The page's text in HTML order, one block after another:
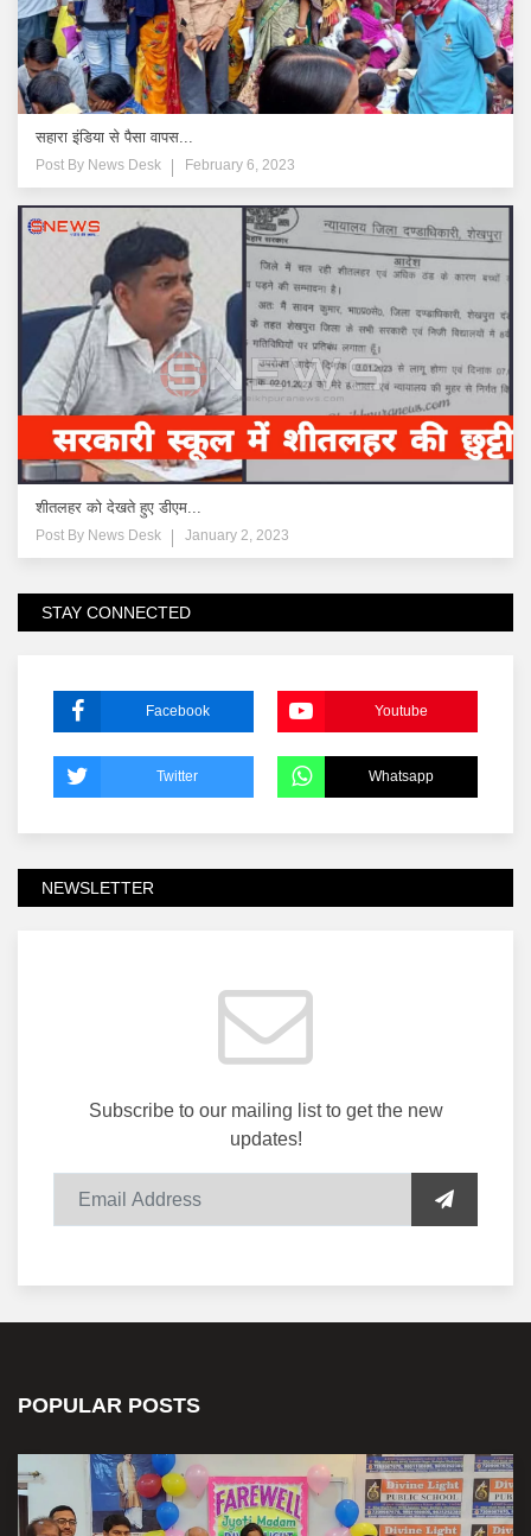
सहारा इंडिया से पैसा वापस...
Post By News Desk February 6, 2023
शीतलहर को देखते हुए डीएम...
Post By News Desk January 2, 2023
STAY CONNECTED
Facebook Youtube
Twitter Whatsapp
NEWSLETTER
Subscribe to our mailing list to get the new
updates!
POPULAR POSTS